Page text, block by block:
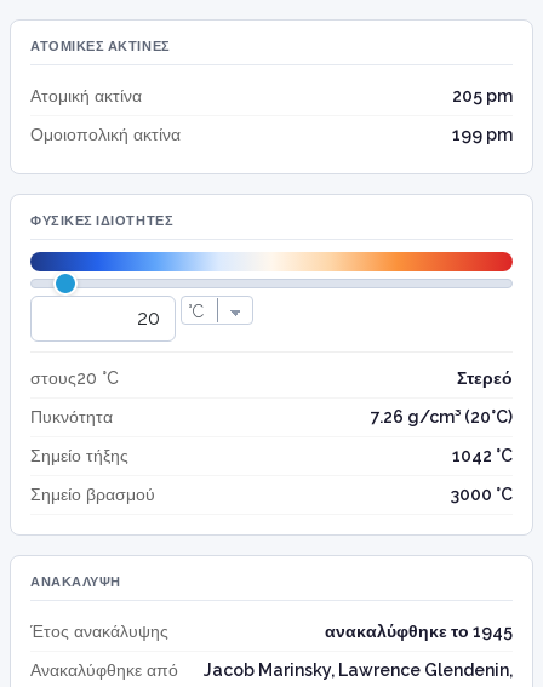
ΑΤΟΜΙΚΈΣ ΑΚΤΊΝΕΣ
Ατομική ακτίνα
205 pm
Ομοιοπολική ακτίνα
199 pm
ΦΥΣΙΚΈΣ ΙΔΙΌΤΗΤΕΣ
στους20 °C
Στερεό
Πυκνότητα
7.26 g/cm³ (20°C)
Σημείο τήξης
1042 °C
Σημείο βρασμού
3000 °C
ΑΝΑΚΆΛΥΨΗ
Έτος ανακάλυψης
ανακαλύφθηκε το 1945
Ανακαλύφθηκε από
Jacob Marinsky, Lawrence Glendenin,